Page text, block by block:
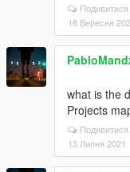
Подивитися
18 Вересня
what is the
Projects
Подивитися
13 Липня 2021